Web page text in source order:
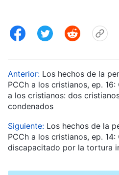
Anterior: Los hechos de la
PCCh a los cristianos, ep.
a los cristianos: dos
condenados
Siguiente: Los hechos de la
PCCh a los cristianos, ep.
discapacitado por la tortura